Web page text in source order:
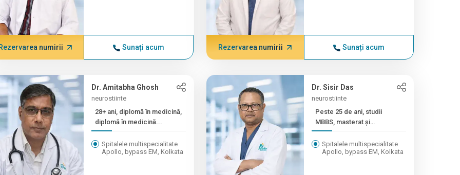
Rezervarea numirii Sunați acum Rezervarea numirii Sunați acum
Dr. Amitabha Ghosh
neurostiinte
28+ ani, diplomă în medicină,
diplomă în medicină...
Spitalele multispecialitate
Apollo, bypass EM, Kolkata
Dr. Sisir Das
neurostiinte
Peste 25 de ani, studii
MBBS, masterat și
masterat...
Spitalele multispecialitate
Apollo, bypass EM, Kolkata